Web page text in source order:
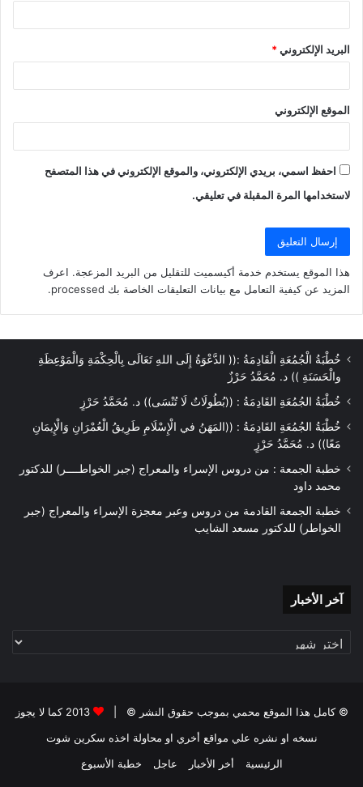
البريد الإلكتروني*
الموقع الإلكتروني
احفظ اسمي، بريدي الإلكتروني، والموقع الإلكتروني في هذا المتصفح
لاستخدامها المرة المقبلة في تعليقي.
هذا الموقع يستخدم خدمة أكيسميت للتقليل من البريد المزعجة. اعرف
المزيد عن كيفية التعامل مع بيانات التعليقات الخاصة بك processed
.
خُطْبَةُ الْجُمُعَةِ الْقَادِمَةُ :(( الدَّعْوَةُ إِلَى اللهِ تَعَالَى بِالْحِكْمَةِ وَالْمَوْعِظَةِ
والْحَسَنَةِ )) د. مُحَمَّدُ حَرْزٌ
خُطْبَةُ الجُمُعَةِ القَادِمَةُ : ((بُطُولَاتٌ لَا تُنْسَى)) د. مُحَمَّدُ حَرْزٍ
خُطْبَةُ الجُمُعَةِ القَادِمَةُ : ((المَهَنُ في الْإِسْلَامِ طَرِيقُ الْعُمْرَانِ وَالْإِيمَانِ
مَعًا)) د. مُحَمَّدُ حَرْزٍ
خطبة الجمعة : من دروس الإسراء والمعراج (جبر الخواطــــر) للدكتور
محمد داود
خطبة الجمعة القادمة من دروس وعبر معجزة الإسراء والمعراج (جبر
الخواطر) للدكتور مسعد الشايب
آخر الأخبار
© كامل هذا الموقع محمي بموجب حقوق النشر © |
2013 كما لا يجوز
نسخه او نشره علي مواقع أخري او محاولة اخذه سكرين شوت
الرئيسية
أخر الأخبار عاجل خطبة الأسبوع